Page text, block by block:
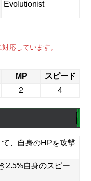
Evolutionist
応しています。
MP
スピード
2 4
、自身のHPを攻撃
2.5%自身のスピー